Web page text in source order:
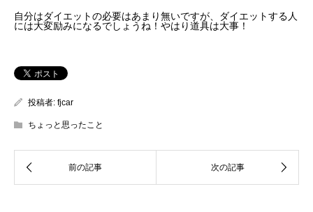
自分はダイエットの必要はあまり無いですが、ダイエットする人
には大変励みになるでしょうね！やはり道具は大事！
投稿者: fjcar
ちょっと思ったこと